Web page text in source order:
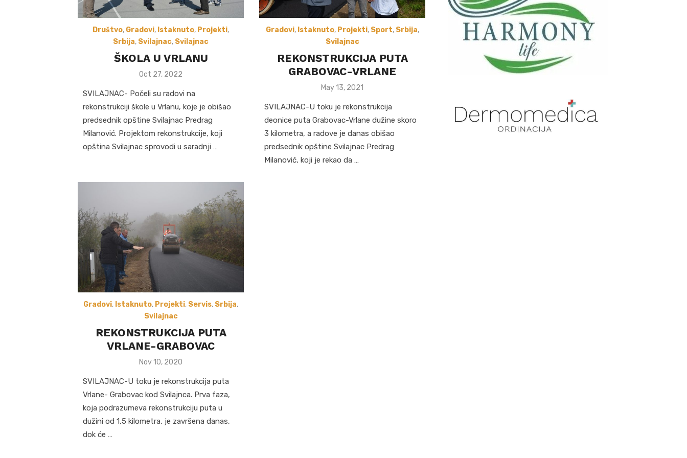
Društvo, Gradovi, Istaknuto, Projekti,
Srbija, Svilajnac, Svilajnac
ŠKOLA U VRLANU
Posted
Oct 27, 2022
SVILAJNAC- Počeli su radovi na
rekonstrukciji škole u Vrlanu, koje je obišao
predsednik opštine Svilajnac Predrag
Milanović. Projektom rekonstrukcije, koji
opština Svilajnac sprovodi u saradnji …
Gradovi, Istaknuto, Projekti, Sport, Srbija,
Svilajnac
REKONSTRUKCIJA PUTA
GRABOVAC-VRLANE
Posted
May 13, 2021
SVILAJNAC-U toku je rekonstrukcija
deonice puta Grabovac-Vrlane dužine skoro
3 kilometra, a radove je danas obišao
predsednik opštine Svilajnac Predrag
Milanović, koji je rekao da …
Gradovi, Istaknuto, Projekti, Servis, Srbija,
Svilajnac
REKONSTRUKCIJA PUTA
VRLANE-GRABOVAC
Posted
Nov 10, 2020
SVILAJNAC-U toku je rekonstrukcija puta
Vrlane- Grabovac kod Svilajnca. Prva faza,
koja podrazumeva rekonstrukciju puta u
dužini od 1,5 kilometra, je završena danas,
dok će …